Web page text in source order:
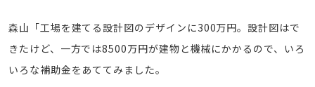
森山「工場を建てる設計図のデザインに300万円。設計図はで
きたけど、一方では8500万円が建物と機械にかかるので、いろ
いろな補助金をあててみました。